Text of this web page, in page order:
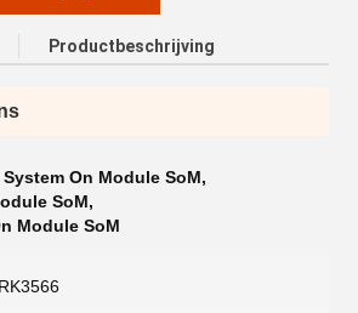
Productbeschrijving
System On Module SoM,
SoM,
Module SoM
RK3566